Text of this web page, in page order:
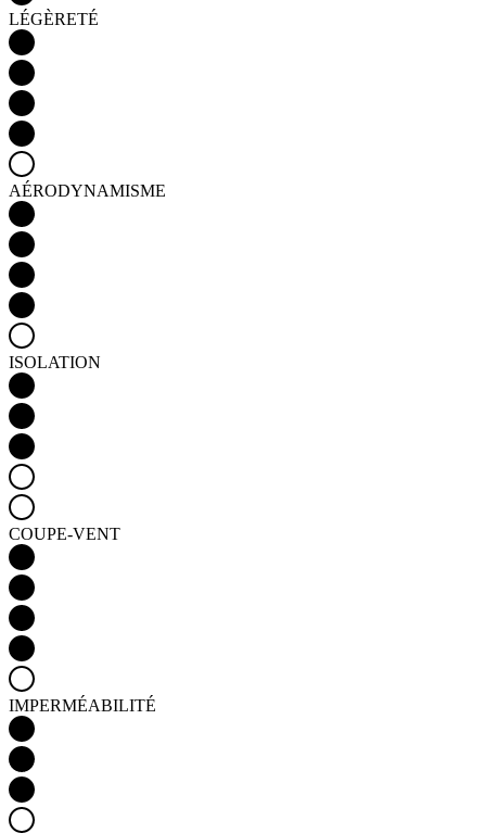
LÉGÈRETÉ
AÉRODYNAMISME
ISOLATION
COUPE-VENT
IMPERMÉABILITÉ